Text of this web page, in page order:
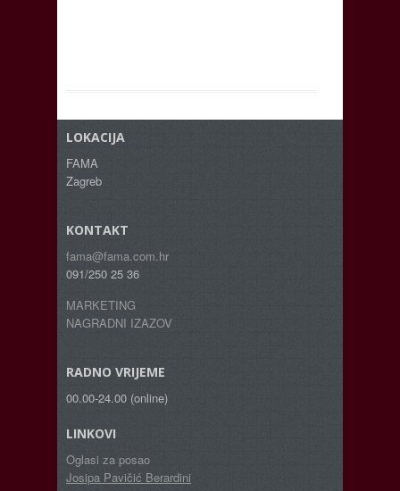
LOKACIJA
FAMA
Zagreb
KONTAKT
fama@fama.com.hr
091/250 25 36
MARKETING
NAGRADNI IZAZOV
RADNO VRIJEME
00.00-24.00 (online)
LINKOVI
Oglasi za posao
Josipa Pavičić Berardini